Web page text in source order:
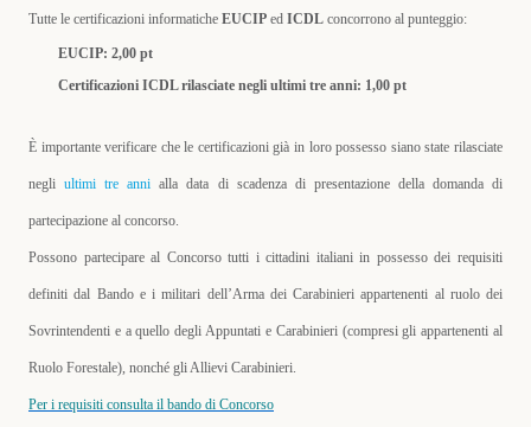
Tutte le certificazioni informatiche EUCIP ed ICDL concorrono al punteggio:
EUCIP: 2,00 pt
Certificazioni ICDL rilasciate negli ultimi tre anni: 1,00 pt
È importante verificare che le certificazioni già in loro possesso siano state rilasciate
negliultimi tre annialla data di scadenza di presentazione della domanda di
partecipazione al concorso.
Possono partecipare al Concorso tutti i cittadini italiani in possesso dei requisiti
definiti dal Bando e i militari dell’Arma dei Carabinieri appartenenti al ruolo dei
Sovrintendenti e a quello degli Appuntati e Carabinieri (compresi gli appartenenti al
Ruolo Forestale), nonché gli Allievi Carabinieri.
Per i requisiti consulta il bando di Concorso